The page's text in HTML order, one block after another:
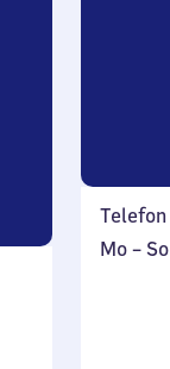
Telefon
Montag
Mo – So,